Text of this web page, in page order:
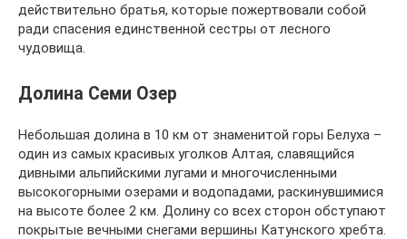
действительно братья, которые пожертвовали собой
ради спасения единственной сестры от лесного
чудовища.
Долина Семи Озер
Небольшая долина в 10 км от знаменитой горы Белуха –
один из самых красивых уголков Алтая, славящийся
дивными альпийскими лугами и многочисленными
высокогорными озерами и водопадами, раскинувшимися
на высоте более 2 км. Долину со всех сторон обступают
покрытые вечными снегами вершины Катунского хребта.